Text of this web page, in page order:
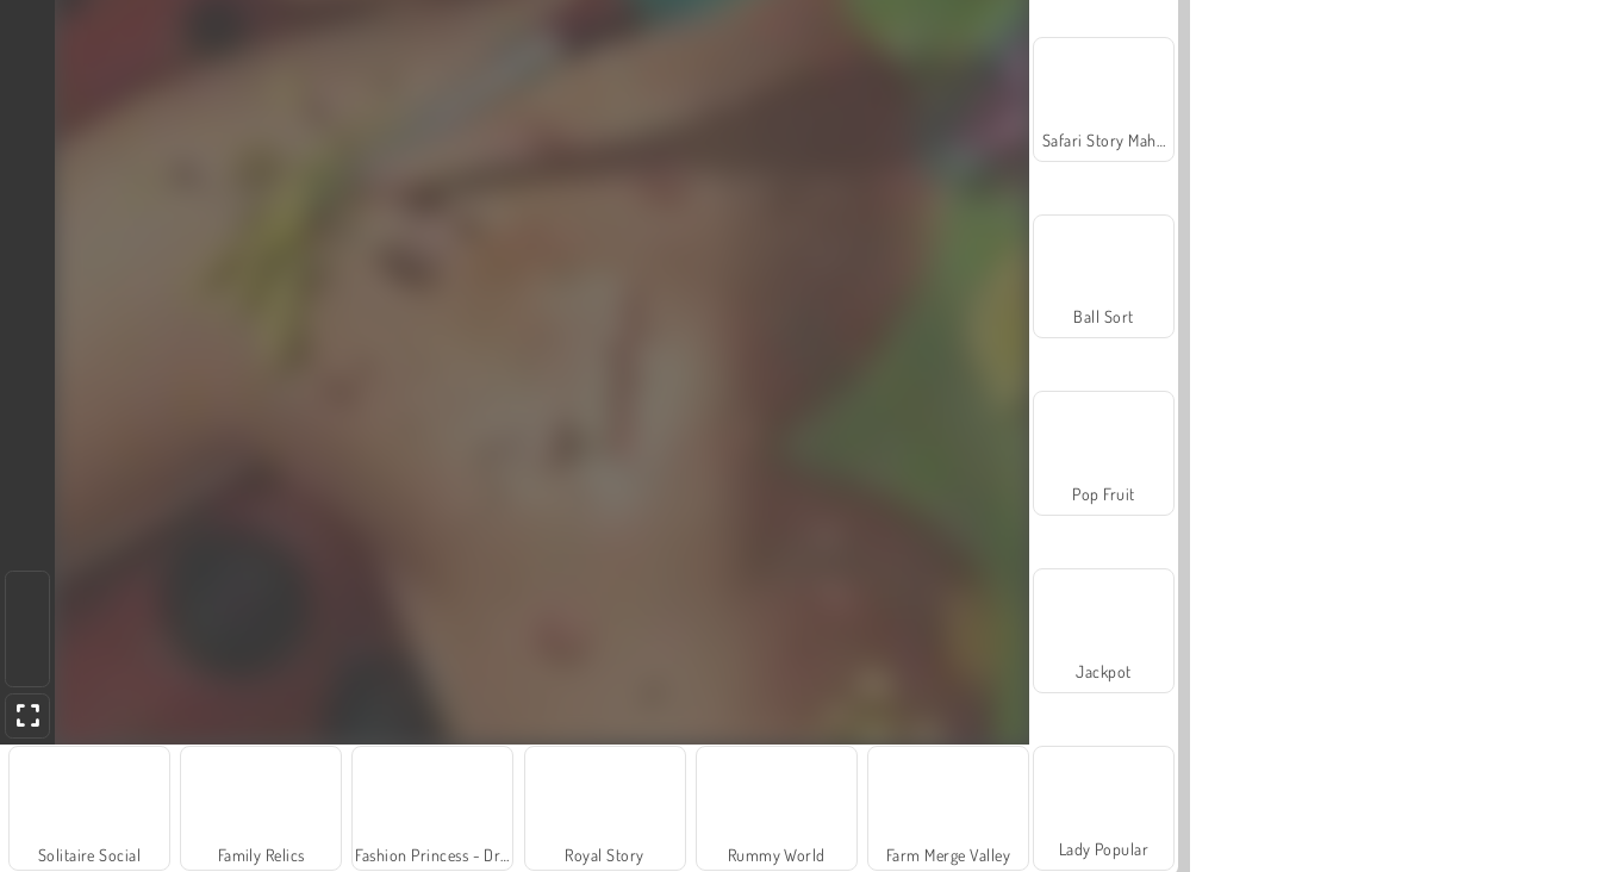
Solitaire Social Family Relics Royal Story Rummy World Farm Merge Valley
Ball Sort
Pop Fruit
Jackpot
Lady Popular